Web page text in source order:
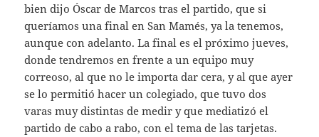
bien dijo Óscar de Marcos tras el partido, que si
queríamos una final en San Mamés, ya la tenemos,
aunque con adelanto. La final es el próximo jueves,
donde tendremos en frente a un equipo muy
correoso, al que no le importa dar cera, y al que ayer
se lo permitió hacer un colegiado, que tuvo dos
varas muy distintas de medir y que mediatizó el
partido de cabo a rabo, con el tema de las tarjetas.